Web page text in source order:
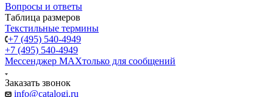
Вопросы и ответы
Таблица размеров
Текстильные термины
+7 (495) 540-4949
+7 (495) 540-4949
Мессенджер МАХтолько для сообщений
Заказать звонок
info@catalogi.ru